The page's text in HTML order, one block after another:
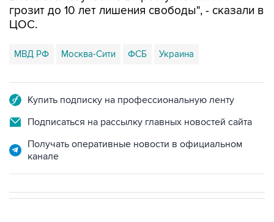
грозит до 10 лет лишения свободы", - сказали в
ЦОС.
МВД РФ Москва-Сити ФСБ Украина
Купить подписку на профессиональную ленту
Подписаться на рассылку главных новостей сайта
Получать оперативные новости в официальном
канале